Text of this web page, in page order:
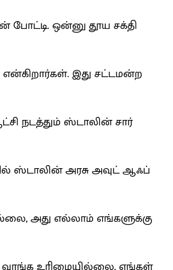
ஒன்னு தூய சக்தி
இது சட்டமன்ற
நடத்தும் ஸ்டாலின் சார்
ஸ்டாலின் அரசு அவுட் ஆஃப்
அது எல்லாம் எங்களுக்கு